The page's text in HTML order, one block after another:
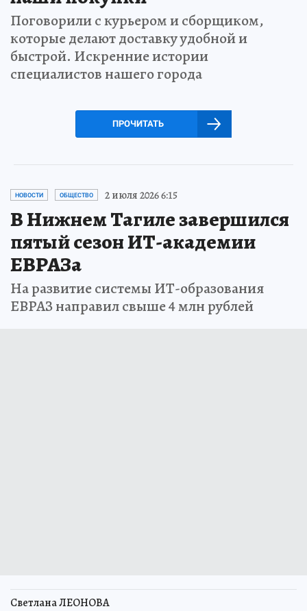
Поговорили с курьером и сборщиком,
которые делают доставку удобной и
быстрой. Искренние истории
специалистов нашего города
ПРОЧИТАТЬ
НОВОСТИ ОБЩЕСТВО 2 июля 2026 6:15
В Нижнем Тагиле завершился
пятый сезон ИТ-академии
ЕВРАЗа
На развитие системы ИТ-образования
ЕВРАЗ направил свыше 4 млн рублей
Светлана ЛЕОНОВА